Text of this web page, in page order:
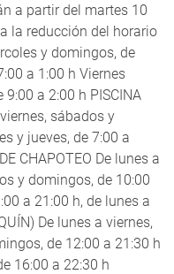
a partir del martes 10
la reducción del horario
y domingos, de
a 1:00 h Viernes
a 2:00 h PISCINA
sábados y
y jueves, de 7:00 a
CHAPOTEO De lunes a
y domingos, de 10:00
a 21:00 h, de lunes a
De lunes a viernes,
de 12:00 a 21:30 h
16:00 a 22:30 h